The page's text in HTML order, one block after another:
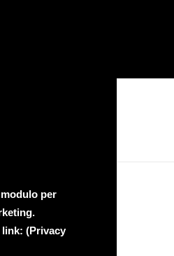
per
link: (Privacy